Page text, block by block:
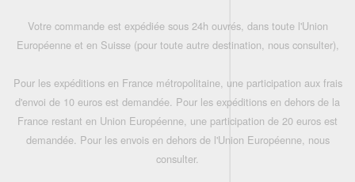
Votre commande est expédiée sous 24h ouvrés, dans toute l'Union
Européenne et en Suisse (pour toute autre destination, nous consulter),
Pour les expéditions en France métropolitaine, une participation aux frais
d'envoi de 10 euros est demandée. Pour les expéditions en dehors de la
France restant en Union Européenne, une participation de 20 euros est
demandée. Pour les envois en dehors de l'Union Européenne, nous
consulter.